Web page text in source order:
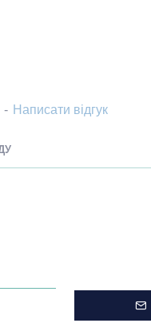
- Написати відгук